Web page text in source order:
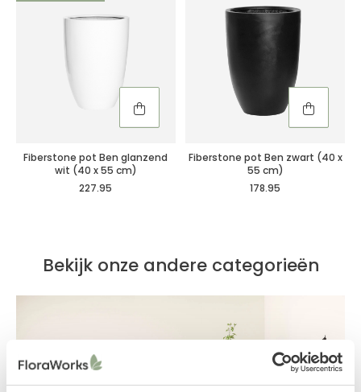
Fiberstone pot Ben glanzend
wit (40 x 55 cm)
227.95
Fiberstone pot Ben zwart (40 x
55 cm)
178.95
Bekijk onze andere categorieën